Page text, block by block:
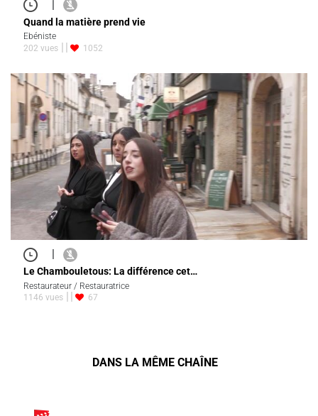
|
Quand la matière prend vie
Ebéniste
202 vues
1052
|
Le Chambouletous: La différence cet…
Restaurateur / Restauratrice
1146 vues
67
DANS LA MÊME CHAÎNE